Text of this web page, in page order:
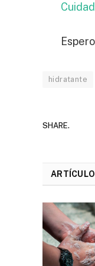
hidratante
SHARE.